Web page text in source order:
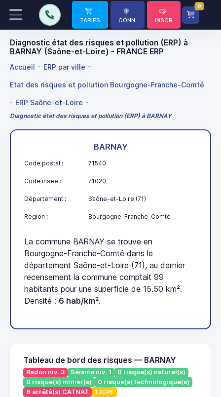
TARIFS CONN. INSCR
0
Diagnostic état des risques et pollution (ERP) à
BARNAY (Saône-et-Loire) - FRANCE ERP
Accueil ERP par ville
Etat des risques et pollution Bourgogne-Franche-Comté
ERP Saône-et-Loire
Diagnostic état des risques et pollution (ERP) à BARNAY
BARNAY
Code postal : 71540
Code insee : 71020
Département : Saône-et-Loire (71)
Region : Bourgogne-Franche-Comté
La commune BARNAY se trouve en
Bourgogne-Franche-Comté dans le
département Saône-et-Loire (71), au dernier
recensement la commune comptait 99
habitants pour une superficie de 15.50 km².
Densité : 6 hab/km².
Tableau de bord des risques — BARNAY
Radon niv. 3 Séisme niv. 1
0 risque(s) naturel(s)
0 risque(s) minier(s)
0 risque(s) technologique(s)
6 arrêté(s) CATNAT
1 ICPE